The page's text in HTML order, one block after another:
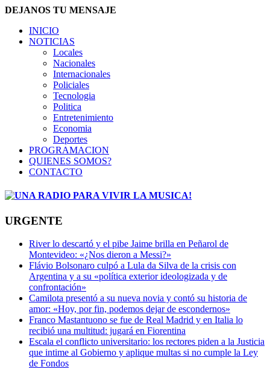
DEJANOS TU MENSAJE
INICIO
NOTICIAS
Locales
Nacionales
Internacionales
Policiales
Tecnologia
Politica
Entretenimiento
Economia
Deportes
PROGRAMACION
QUIENES SOMOS?
CONTACTO
URGENTE
River lo descartó y el pibe Jaime brilla en Peñarol de
Montevideo: «¿Nos dieron a Messi?»
Flávio Bolsonaro culpó a Lula da Silva de la crisis con
Argentina y a su «política exterior ideologizada y de
confrontación»
Camilota presentó a su nueva novia y contó su historia de
amor: «Hoy, por fin, podemos dejar de escondernos»
Franco Mastantuono se fue de Real Madrid y en Italia lo
recibió una multitud: jugará en Fiorentina
Escala el conflicto universitario: los rectores piden a la Justicia
que intime al Gobierno y aplique multas si no cumple la Ley
de Fondos